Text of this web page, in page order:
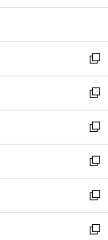
開
ウ
開
く
ン
ウ
で
開
く
ウ
ン
ド
ウ
で
開
く
し
ウ
ィ
ン
ド
ウ
で
開
く
新
し
い
ウ
ィ
ン
ド
ウ
で
開
く
新
し
い
ウ
ィ
ン
ド
ウ
で
新
し
い
ウ
ィ
ン
ド
新
し
い
ウ
ィ
新
し
い
新